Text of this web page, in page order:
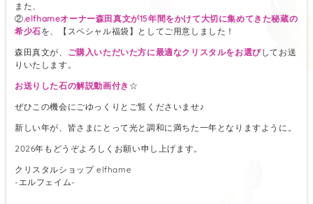
また、
②.elfhameオーナー森田真文が15年間をかけて大切に集めてきた秘蔵の
希少石を、【スペシャル福袋】としてご用意しました！
森田真文が、 ご購入いただいた方に最適なクリスタルをお選びしてお送
りいたします。
お送りした石の解説動画付き ☆
ぜひこの機会にごゆっくりとご覧くださいませ♪
新しい年が、皆さまにとって光と調和に満ちた一年となりますように。
2026年もどうぞよろしくお願い申し上げます。
クリスタルショップ elfhame
-エルフェイム-